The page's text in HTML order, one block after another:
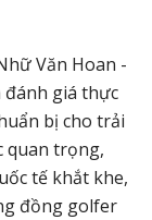
Văn Hoan -
đánh giá thực
bị cho trải
quan trọng,
tế khắt khe,
đồng golfer